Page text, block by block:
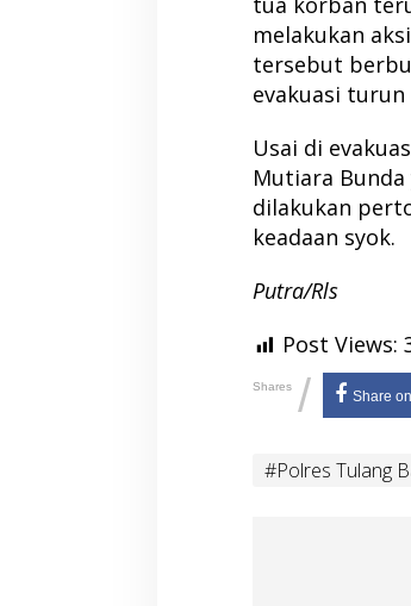
melakukan
tersebut
evakuasi
Usai di
Mutiara
dilakukan
keadaan syok.
Putra/Rls
Post Views:
Shares / Share
#Polres Tulang